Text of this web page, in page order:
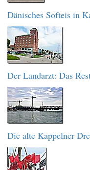
Dänisches Softeis in
Der Landarzt: Das
Die alte Kappelner